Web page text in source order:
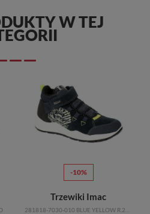
W TEJ
-10%
Trzewiki Imac